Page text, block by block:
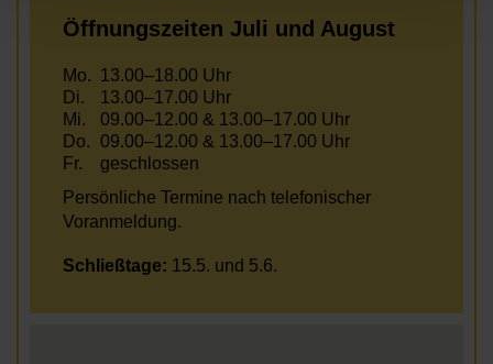
Öffnungszeiten Juli und August
Mo. 13.00–18.00 Uhr
Di.
13.00–17.00 Uhr
Mi.
09.00–12.00 & 13.00–17.00 Uhr
Do.
09.00–12.00 & 13.00–17.00 Uhr
Fr.
geschlossen
Persönliche Termine nach telefonischer
Voranmeldung.
Schließtage: 15.5. und 5.6.